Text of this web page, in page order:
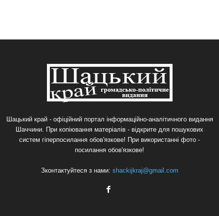
Шацький край - офіційний портал інформаційно-аналітичного видання
Шаччини. При копіювання матеріалів - відкрите для пошукових
систем гіперпосилання обов'язкове! При використанні фото -
посилання обов'язкове!
Зконтактуйтеся з нами: shackijkraj@gmail.com